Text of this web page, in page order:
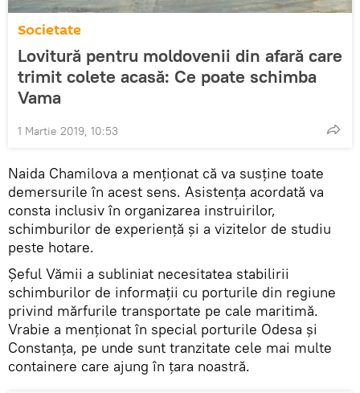
Societate
Lovitură pentru moldovenii din afară care
trimit colete acasă: Ce poate schimba
Vama
1 Martie 2019, 10:53
Naida Chamilova a menționat că va susține toate
demersurile în acest sens. Asistența acordată va
consta inclusiv în organizarea instruirilor,
schimburilor de experiență și a vizitelor de studiu
peste hotare.
Șeful Vămii a subliniat necesitatea stabilirii
schimburilor de informații cu porturile din regiune
privind mărfurile transportate pe cale maritimă.
Vrabie a menționat în special porturile Odesa și
Constanța, pe unde sunt tranzitate cele mai multe
containere care ajung în țara noastră.